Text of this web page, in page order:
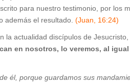
para nuestro testimonio, por los
además el resultado. (Juan, 16:24)
la actualidad discípulos de Jesucristo,
en nosotros, lo veremos, al
él, porque guardamos sus